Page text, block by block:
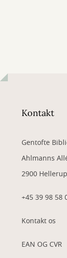
Kontakt
Gentofte
Ahlmanns
2900 Hellerup
+45 39 98 58
Kontakt os
EAN OG CVR